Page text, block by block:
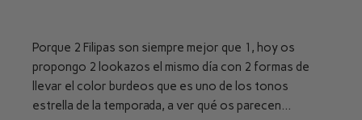
Porque 2 Filipas son siempre mejor que 1, hoy os
propongo 2 lookazos el mismo día con 2 formas de
llevar el color burdeos que es uno de los tonos
estrella de la temporada, a ver qué os parecen…